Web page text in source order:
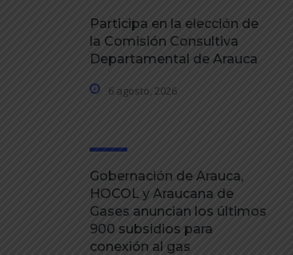
Participa en la elección de
la Comisión Consultiva
Departamental de Arauca
6 agosto, 2026
Gobernación de Arauca,
HOCOL y Araucana de
Gases anuncian los últimos
900 subsidios para
conexión al gas